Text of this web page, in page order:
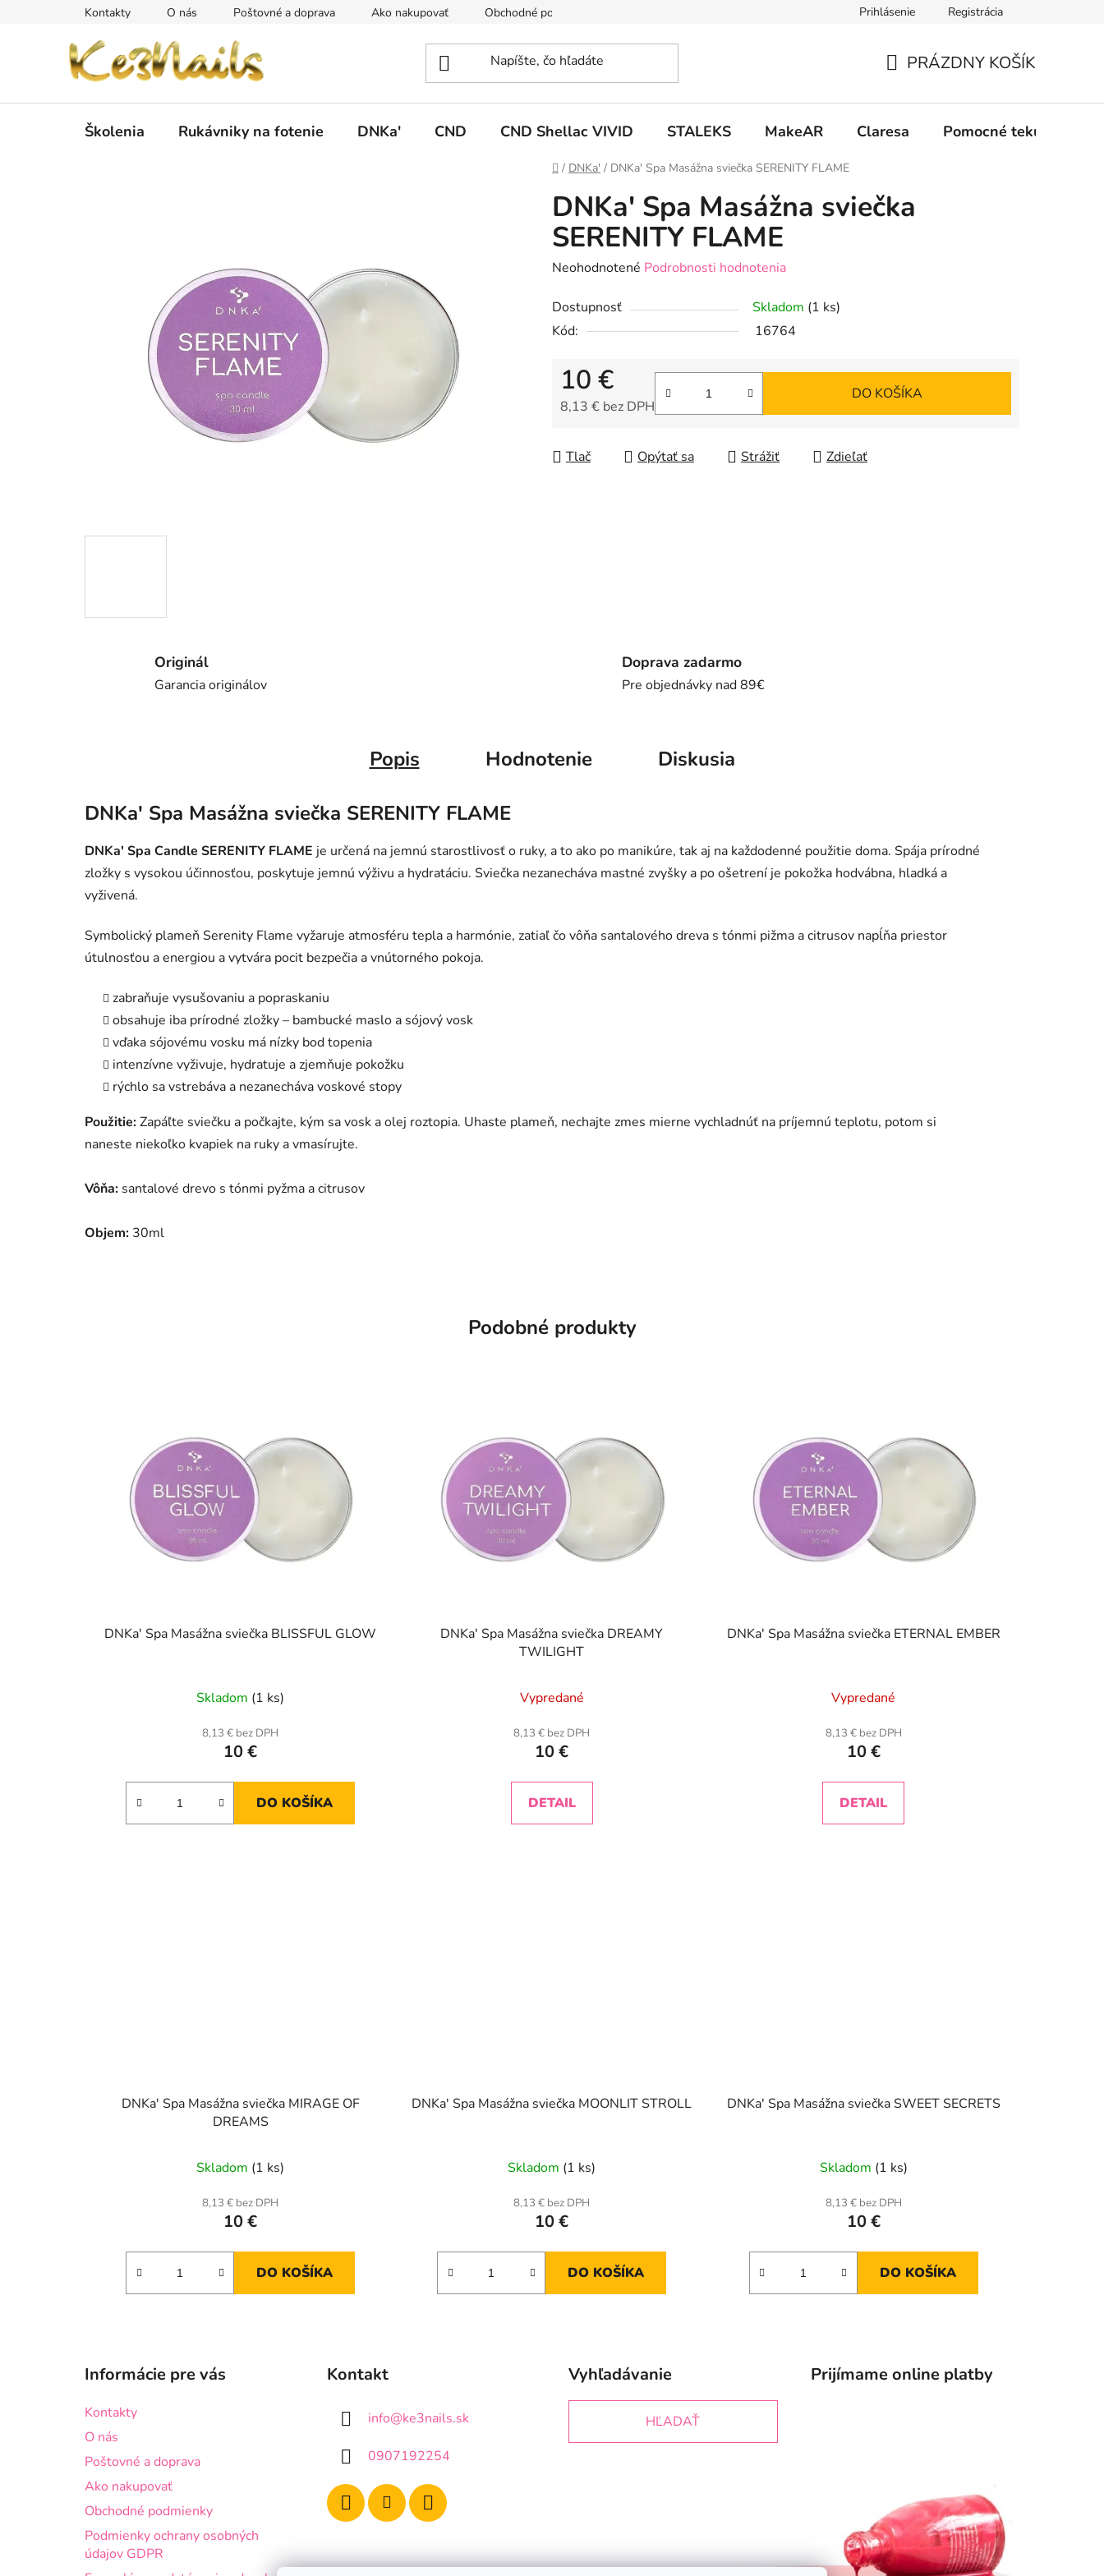
Kontakty O nás Poštovné a doprava Ako nakupovať Obchodné podmienky Formulár na odstúpenie od zmluvy
Prihlásenie Registrácia
KOŠÍK
PRÁZDNY KOŠÍK
Školenia Rukávniky na fotenie DNKa' CND CND Shellac VIVID STALEKS MakeAR Claresa Pomocné tekutiny
Domov
/ DNKa' / DNKa' Spa Masážna sviečka SERENITY FLAME
DNKa' Spa Masážna sviečka
SERENITY FLAME
Priemerné
produktu
je
Neohodnotené Podrobnosti hodnotenia
Dostupnosť Skladom (1 ks)
Kód:
16764
10 €
8,13 € bez DPH
DO KOŠÍKA
Tlač Opýtať sa Strážiť Zdieľať
Originál
Garancia originálov
Doprava zadarmo
Pre objednávky nad 89€
Popis Hodnotenie Diskusia
DNKa' Spa Masážna sviečka SERENITY FLAME
DNKa' Spa Candle SERENITY FLAME je určená na jemnú starostlivosť o ruky, a to ako po manikúre, tak aj na každodenné použitie doma. Spája prírodné
zložky s vysokou účinnosťou, poskytuje jemnú výživu a hydratáciu. Sviečka nezanecháva mastné zvyšky a po ošetrení je pokožka hodvábna, hladká a
vyživená.
Symbolický plameň Serenity Flame vyžaruje atmosféru tepla a harmónie, zatiaľ čo vôňa santalového dreva s tónmi pižma a citrusov napĺňa priestor
útulnosťou a energiou a vytvára pocit bezpečia a vnútorného pokoja.
zabraňuje vysušovaniu a popraskaniu
obsahuje iba prírodné zložky – bambucké maslo a sójový vosk
vďaka sójovému vosku má nízky bod topenia
intenzívne vyživuje, hydratuje a zjemňuje pokožku
rýchlo sa vstrebáva a nezanecháva voskové stopy
Použitie:Zapáľte sviečku a počkajte, kým sa vosk a olej roztopia. Uhaste plameň, nechajte zmes mierne vychladnúť na príjemnú teplotu, potom si
naneste niekoľko kvapiek na ruky a vmasírujte.
Vôňa: santalové drevo s tónmi pyžma a citrusov
Objem: 30ml
Podobné produkty
DNKa' Spa Masážna sviečka BLISSFUL GLOW
Skladom (1 ks)
8,13 € bez DPH
10 €
DO KOŠÍKA
DNKa' Spa Masážna sviečka DREAMY
TWILIGHT
Vypredané
8,13 € bez DPH
10 €
DETAIL
DNKa' Spa Masážna sviečka ETERNAL EMBER
Vypredané
8,13 € bez DPH
10 €
DETAIL
DNKa' Spa Masážna sviečka MIRAGE OF
DREAMS
Skladom (1 ks)
8,13 € bez DPH
10 €
DO KOŠÍKA
DNKa' Spa Masážna sviečka MOONLIT STROLL
Skladom (1 ks)
8,13 € bez DPH
10 €
DO KOŠÍKA
DNKa' Spa Masážna sviečka SWEET SECRETS
Skladom (1 ks)
8,13 € bez DPH
10 €
DO KOŠÍKA
Informácie pre vás
Kontakty
O nás
Poštovné a doprava
Ako nakupovať
Obchodné podmienky
Podmienky ochrany osobných
údajov GDPR
Kontakt
info@ke3nails.sk
0907192254
Vyhľadávanie
HĽADAŤ
Prijímame online platby